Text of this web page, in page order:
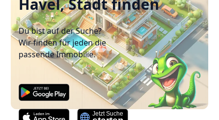
Havel, Stadt finden
Du bist auf der Suche?
Wir finden für jeden die
passende Immobilie.